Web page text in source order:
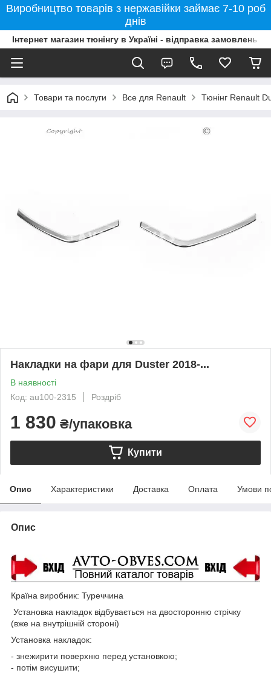
Виробництво товарів з нержавійки займає 7-10 роб
днів
Інтернет магазин тюнінгу в Україні - відправка замовлень
Товари та послуги Все для Renault Тюнінг Renault
Накладки на фари для Duster 2018-...
В наявності
Код: au100-2315
Роздріб
1 830 ₴/упаковка
Купити
Опис Характеристики Доставка Оплата Умови
Опис
Країна виробник: Туреччина
Установка накладок відбувається на двосторонню стрічку
(вже на внутрішній стороні)
Установка накладок:
- знежирити поверхню перед установкою;
- потім висушити;